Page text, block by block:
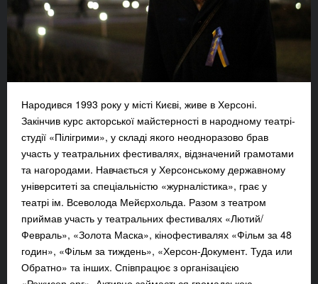
Народився 1993 року у місті Києві, живе в Херсоні.
Закінчив курс акторської майстерності в народному театрі-
студії «Пілігрими», у складі якого неодноразово брав
участь у театральних фестивалях, відзначений грамотами
та нагородами. Навчається у Херсонському державному
університеті за спеціальністю «журналістика», грає у
театрі ім. Всеволода Мейєрхольда. Разом з театром
приймав участь у театральних фестивалях «Лютий/
Февраль», «Золота Маска», кінофестивалях «Фільм за 48
годин», «Фільм за тиждень», «Херсон-Документ. Туда или
Обратно» та інших. Співпрацює з організацією